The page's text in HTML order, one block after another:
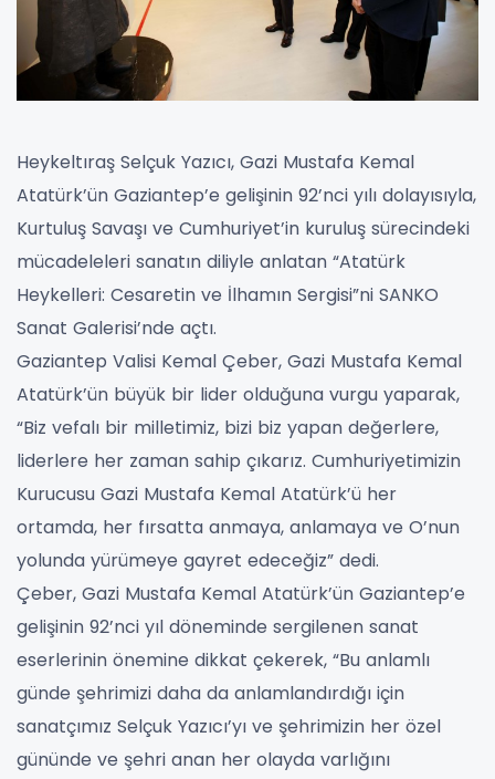
Heykeltıraş Selçuk Yazıcı, Gazi Mustafa Kemal
Atatürk’ün Gaziantep’e gelişinin 92’nci yılı dolayısıyla,
Kurtuluş Savaşı ve Cumhuriyet’in kuruluş sürecindeki
mücadeleleri sanatın diliyle anlatan “Atatürk
Heykelleri: Cesaretin ve İlhamın Sergisi”ni SANKO
Sanat Galerisi’nde açtı.
Gaziantep Valisi Kemal Çeber, Gazi Mustafa Kemal
Atatürk’ün büyük bir lider olduğuna vurgu yaparak,
“Biz vefalı bir milletimiz, bizi biz yapan değerlere,
liderlere her zaman sahip çıkarız. Cumhuriyetimizin
Kurucusu Gazi Mustafa Kemal Atatürk’ü her
ortamda, her fırsatta anmaya, anlamaya ve O’nun
yolunda yürümeye gayret edeceğiz” dedi.
Çeber, Gazi Mustafa Kemal Atatürk’ün Gaziantep’e
gelişinin 92’nci yıl döneminde sergilenen sanat
eserlerinin önemine dikkat çekerek, “Bu anlamlı
günde şehrimizi daha da anlamlandırdığı için
sanatçımız Selçuk Yazıcı’yı ve şehrimizin her özel
gününde ve şehri anan her olayda varlığını